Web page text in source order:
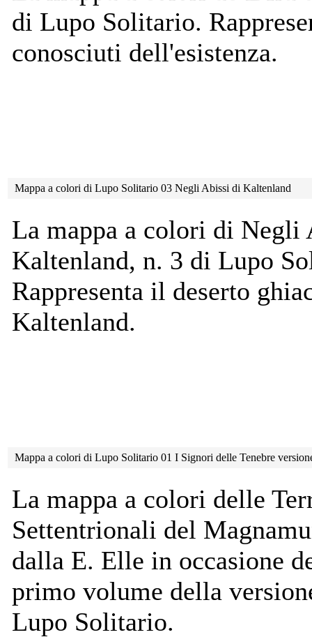
di Lupo Solitario.
conosciuti dell'esistenza.
Mappa a colori di Lupo Solitario 03 Negli Abissi di Kaltenland
La mappa a colori di Negli
Kaltenland, n. 3 di Lupo
Rappresenta il deserto
Kaltenland.
Mappa a colori di Lupo Solitario 01 I Signori delle Tenebre
La mappa a colori delle
Settentrionali del
dalla E. Elle in occasione
primo volume della
Lupo Solitario.